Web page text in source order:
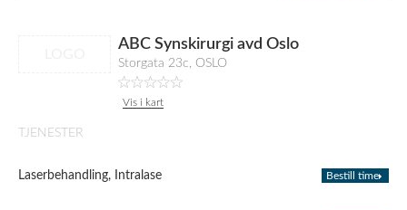
ABC Synskirurgi avd Oslo
Storgata 23c, OSLO
Vis i kart
TJENESTER
Laserbehandling, Intralase Bestill time